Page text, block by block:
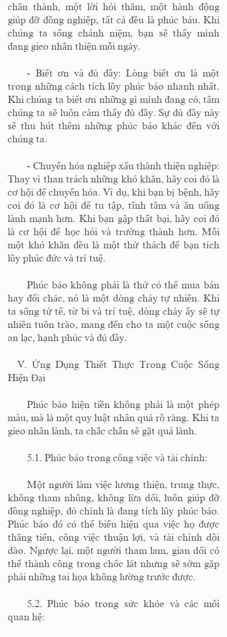
chân thành, một lời hỏi thăm, một hành động
giúp đỡ đồng nghiệp, tất cả đều là phúc báu. Khi
chúng ta sống chánh niệm, bạn sẽ thấy mình
đang gieo nhân thiện mỗi ngày.
- Biết ơn và đủ đầy: Lòng biết ơn là một
trong những cách tích lũy phúc báo nhanh nhất.
Khi chúng ta biết ơn những gì mình đang có, tâm
chúng ta sẽ luôn cảm thấy đủ đầy. Sự đủ đầy này
sẽ thu hút thêm những phúc báo khác đến với
chúng ta.
- Chuyển hóa nghiệp xấu thành thiện nghiệp:
Thay vì than trách những khó khăn, hãy coi đó là
cơ hội để chuyển hóa. Ví dụ, khi bạn bị bệnh, hãy
coi đó là cơ hội để tu tập, tĩnh tâm và ăn uống
lành mạnh hơn. Khi bạn gặp thất bại, hãy coi đó
là cơ hội để học hỏi và trưởng thành hơn. Mỗi
một khó khăn đều là một thử thách để bạn tích
lũy phúc đức và trí tuệ.
Phúc báo không phải là thứ có thể mua bán
hay đổi chác, nó là một dòng chảy tự nhiên. Khi
ta sống tử tế, từ bi và trí tuệ, dòng chảy ấy sẽ tự
nhiên tuôn trào, mang đến cho ta một cuộc sống
an lạc, hạnh phúc và đủ đầy.
V. Ứng Dụng Thiết Thực Trong Cuộc Sống
Hiện Đại
Phúc báo hiện tiền không phải là một phép
màu, mà là một quy luật nhân quả rõ ràng. Khi ta
gieo nhân lành, ta chắc chắn sẽ gặt quả lành.
5.1. Phúc báo trong công việc và tài chính:
Một người làm việc lương thiện, trung thực,
không tham nhũng, không lừa dối, luôn giúp đỡ
đồng nghiệp, đó chính là đang tích lũy phúc báo.
Phúc báo đó có thể biểu hiện qua việc họ được
thăng tiến, công việc thuận lợi, và tài chính dồi
dào. Ngược lại, một người tham lam, gian dối có
thể thành công trong chốc lát nhưng sẽ sớm gặp
phải những tai họa không lường trước được.
5.2. Phúc báo trong sức khỏe và các mối
quan hệ: